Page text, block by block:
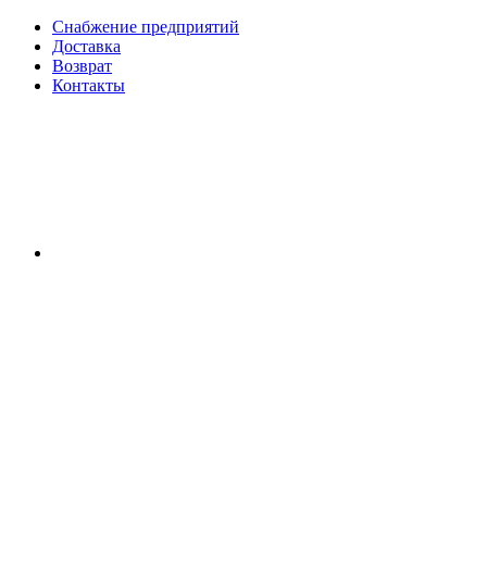
Снабжение предприятий
Доставка
Возврат
Контакты